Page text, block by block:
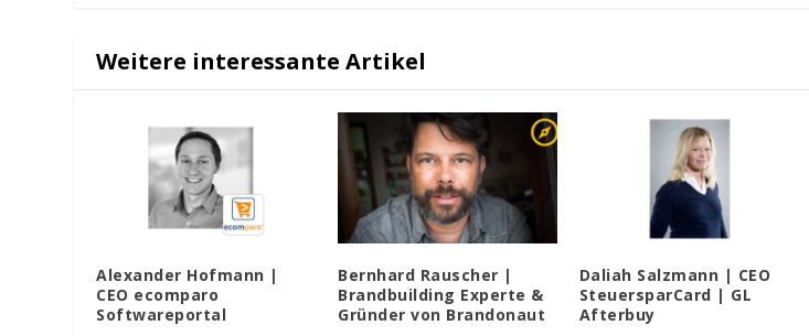
Weitere interessante Artikel
Alexander Hofmann |
CEO ecomparo
Softwareportal
Bernhard Rauscher |
Brandbuilding Experte &
Gründer von Brandonaut
Daliah Salzmann | CEO
SteuersparCard | GL
Afterbuy